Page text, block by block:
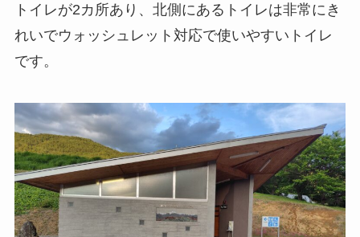
トイレが2カ所あり、北側にあるトイレは非常にき
れいでウォッシュレット対応で使いやすいトイレ
です。